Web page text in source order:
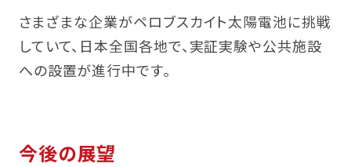
さまざまな企業がペロブスカイト太陽電池に挑戦
していて、日本全国各地で、実証実験や公共施設
への設置が進行中です。
今後の展望